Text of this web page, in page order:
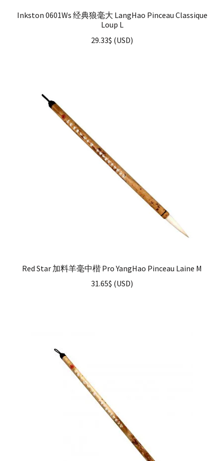
Inkston 0601Ws 经典狼毫大 LangHao Pinceau Classique
Loup L
29.33$ (USD)
Red Star 加料羊毫中楷 Pro YangHao Pinceau Laine M
31.65$ (USD)